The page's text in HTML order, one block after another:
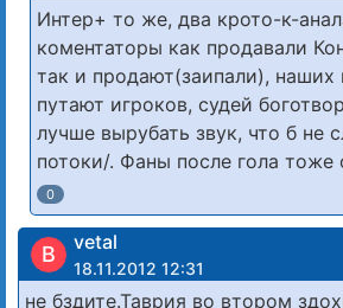
Интер+ то же, два крото-к-
коментаторы как продавали
так и продают(заипали), наших
путают игроков, судей
лучше вырубать звук, что б не
потоки/. Фаны после гола тоже
0
В vetal
18.11.2012 12:31
не бздите.Таврия во втором